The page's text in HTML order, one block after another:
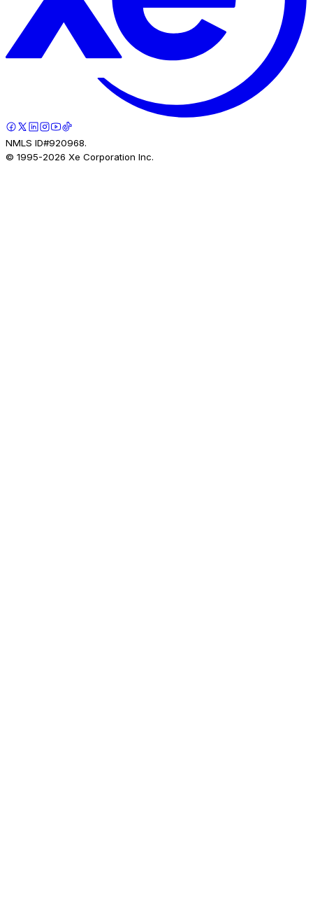
NMLS ID#920968.
© 1995-2026 Xe Corporation Inc.